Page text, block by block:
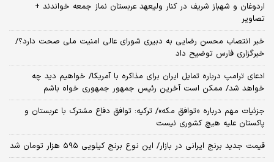
اردوغان و شهباز شریف در کنار ولیعهد عربستان نماز جمعه خواندند +
تصاویر
خبر انتصاب محسن رضایی به دبیری شورای عالی امنیت ملی صحت دارد؟/
خبرگزاری فارس توضیح داد
ادعای ترامپ درباره تمایل ایران برای مذاکره با آمریکا/ خواهیم دید چه
خواهد شد/ ممکن است آخرین رئیس‌ جمهور جمهوری خواه باشم
جزئیات مهم درباره «توافق مکه»/ ترکیه‌: توافق دفاع مشترک با عربستان و
پاکستان علیه هیچ کشوری نیست
قیمت جدید برنج ایرانی در بازار/ این نوع برنج کیلویی ۵۹۵ هزار تومان شد